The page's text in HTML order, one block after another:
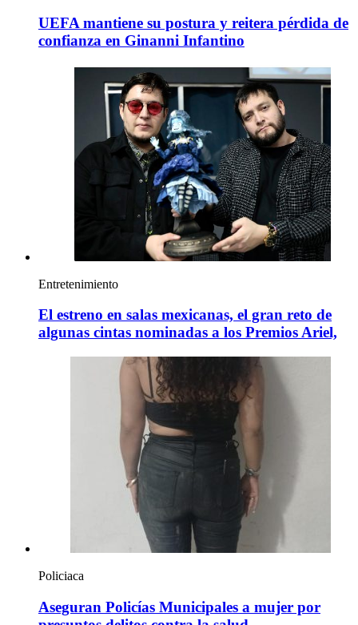
UEFA mantiene su postura y reitera pérdida de
confianza en Ginanni Infantino
Entretenimiento
El estreno en salas mexicanas, el gran reto de
algunas cintas nominadas a los Premios Ariel,
Policiaca
Aseguran Policías Municipales a mujer por